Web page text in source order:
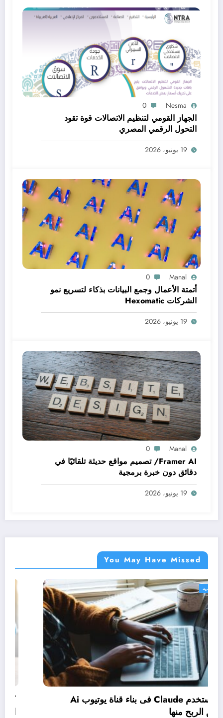
Nesma
0
الجهاز القومي لتنظيم الاتصالات قوة تقود
التحول الرقمي المصري
19 يونيو، 2026
Manal
0
أتمتة الأعمال وجمع البيانات بذكاء لتسريع نمو
الشركات Hexomatic
19 يونيو، 2026
Manal
0
Framer AI/ تصميم مواقع حديثة تلقائيًا في
دقائق دون خبرة برمجية
19 يونيو، 2026
You May Have Missed
دورات مجانية
وتحقيق الربح منها